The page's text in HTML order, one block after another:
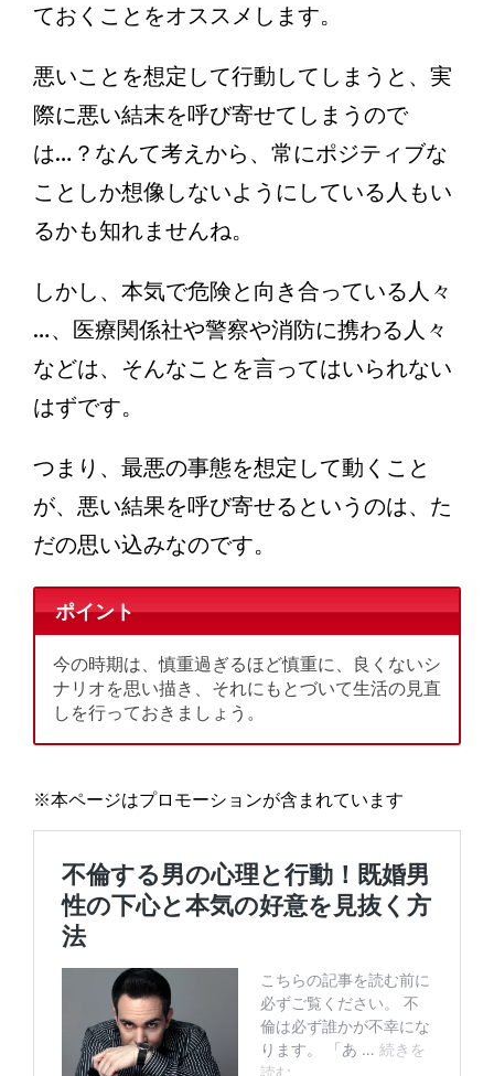
ておくことをオススメします。
悪いことを想定して行動してしまうと、実
際に悪い結末を呼び寄せてしまうので
は…？なんて考えから、常にポジティブな
ことしか想像しないようにしている人もい
るかも知れませんね。
しかし、本気で危険と向き合っている人々
…、医療関係社や警察や消防に携わる人々
などは、そんなことを言ってはいられない
はずです。
つまり、最悪の事態を想定して動くこと
が、悪い結果を呼び寄せるというのは、た
だの思い込みなのです。
ポイント
今の時期は、慎重過ぎるほど慎重に、良くないシ
ナリオを思い描き、それにもとづいて生活の見直
しを行っておきましょう。